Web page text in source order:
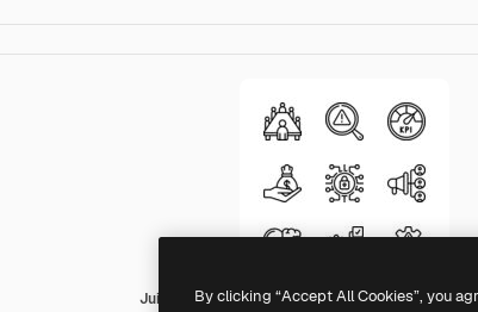
Juicy Fish Outline
By clicking “Accept All Cookies”, you